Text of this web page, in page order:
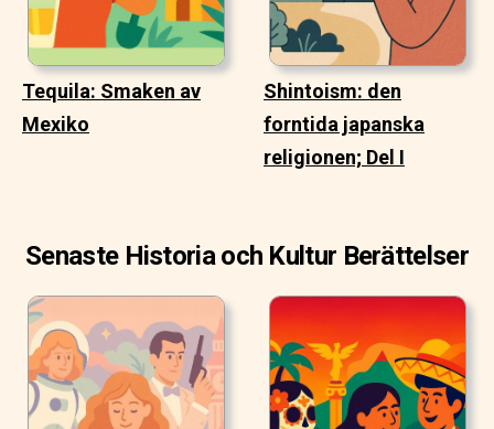
Tequila: Smaken av
Mexiko
Shintoism: den
forntida japanska
religionen; Del I
Senaste Historia och Kultur Berättelser